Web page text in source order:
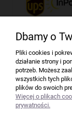
Dbamy o
Pliki cookies i
działanie strony i
potrzeb. Możesz
wszystkich tych
plików do swoich
Więcej o plikach
prywatności.